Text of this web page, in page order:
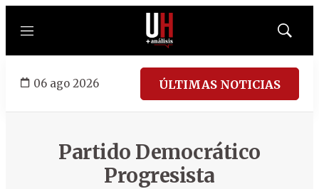
Menú
Mostrar
06 ago 2026 ÚLTIMAS NOTICIAS
Partido Democrático
Progresista